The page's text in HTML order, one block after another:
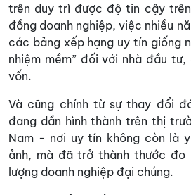
trên duy trì được độ tin cậy
đồng doanh nghiệp, việc nhiều
các bảng xếp hạng uy tín giống
nhiệm mềm” đối với nhà đầu
vốn.
Và cũng chính từ sự thay đổi
đang dần hình thành trên thị
Nam - nơi uy tín không còn là
ảnh, mà đã trở thành thước đo
lượng doanh nghiệp đại chúng.